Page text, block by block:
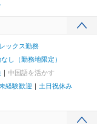
ックス勤務
し（勤務地限定）
中国語を活かす
経験歓迎
土日祝休み